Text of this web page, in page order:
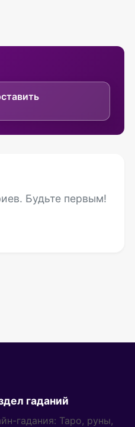
Будьте первым!
гаданий
гадания: Таро, руны,